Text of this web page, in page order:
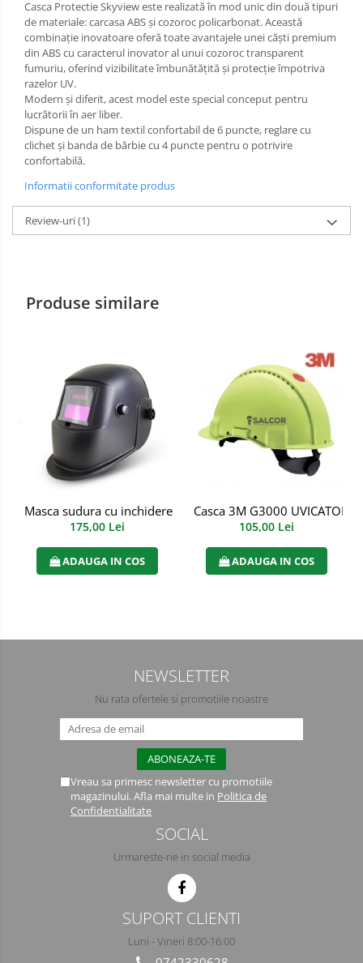
Saboti
Manecute
Manusi fibre speciale
Manusi fibre speciale impregnate
Manusi latex
Manusi nitril
Manusi piele
Manusi textil
Imbracaminte Outdoor
Incaltaminte Outdoor
Sepci
Antifoane
Casca Protectie Skyview este realizată în mod unic din două tipuri
de materiale: carcasa ABS și cozoroc policarbonat. Această
combinație inovatoare oferă toate avantajele unei căști premium
din ABS cu caracterul inovator al unui cozoroc transparent
fumuriu, oferind vizibilitate îmbunătățită și protecție împotriva
razelor UV.
Modern și diferit, acest model este special conceput pentru
lucrătorii în aer liber.
Dispune de un ham textil confortabil de 6 puncte, reglare cu
clichet și banda de bărbie cu 4 puncte pentru o potrivire
confortabilă.
Informatii conformitate produs
Review-uri(1)
Produse similare
Masca sudura cu inchidere automata
175,00 Lei
ADAUGA IN COS
Casca 3M G3000 UVICATOR
105,00 Lei
ADAUGA IN COS
NEWSLETTER
Nu rata ofertele si promotiile noastre
Vreau sa primesc newsletter cu promotiile
magazinului. Afla mai multe in Politica de
Confidentialitate
SOCIAL
Urmareste-ne in social media
SUPORT CLIENTI
Luni - Vineri 8:00-16:00